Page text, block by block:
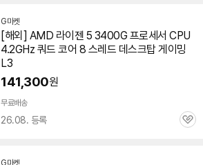
G마켓
[해외] AMD 라이젠 5 3400G 프로세서 CPU
4.2GHz 쿼드 코어 8 스레드 데스크탑 게이밍
L3
141,300원
무료배송
26.08. 등록
관
G마켓